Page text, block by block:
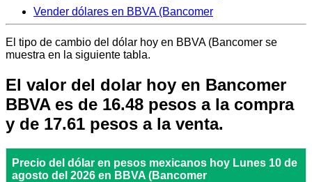
Vender dólares en BBVA (Bancomer
El tipo de cambio del dólar hoy en BBVA (Bancomer se
muestra en la siguiente tabla.
El valor del dolar hoy en Bancomer
BBVA es de 16.48 pesos a la compra
y de 17.61 pesos a la venta.
Precio del dólar en pesos mexicanos hoy Lunes 10 de
agosto del 2026 en BBVA (Bancomer